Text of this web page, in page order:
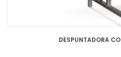
DESPUNTADORA